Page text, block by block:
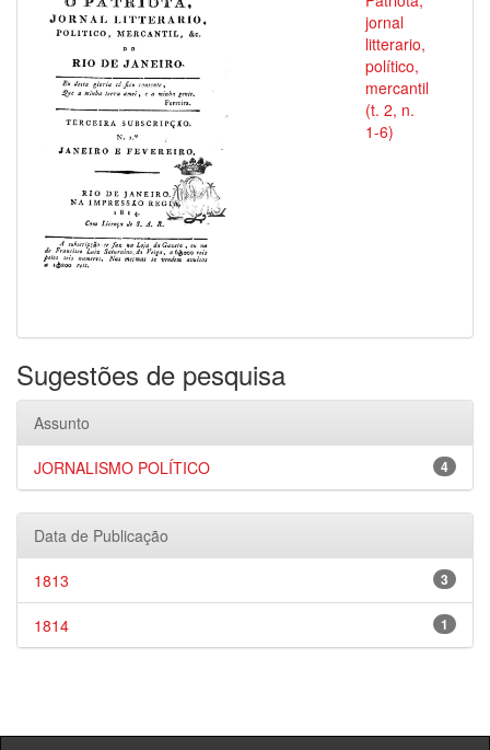
jornal
litterario,
político,
mercantil
(t. 2, n.
1-6)
Sugestões de pesquisa
Assunto
4
JORNALISMO POLÍTICO
Data de Publicação
3
1813
1
1814